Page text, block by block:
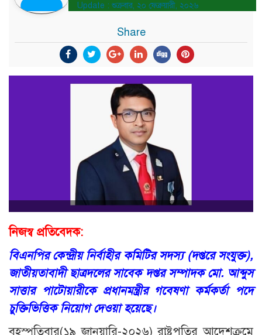
Update : শুক্রবার, ২০ ফেব্রুয়ারী, ২০২৬
Share
নিজস্ব প্রতিবেদক:
বিএনপির কেন্দ্রীয় নির্বাহীর কমিটির সদস্য (দপ্তরে সংযুক্ত),
জাতীয়তাবাদী ছাত্রদলের সাবেক দপ্তর সম্পাদক মো. আব্দুস
সাত্তার পাটোয়ারীকে প্রধানমন্ত্রীর গবেষণা কর্মকর্তা পদে
চুক্তিভিত্তিক নিয়োগ দেওয়া হয়েছে।
বৃহস্পতিবার(১৯ জানুয়ারি-২০২৬) রাষ্ট্রপতির আদেশক্রমে